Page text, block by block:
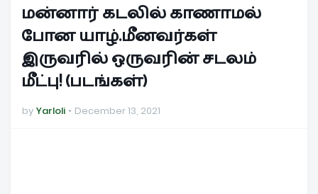
மன்னார் கடலில் காணாமல்
போன யாழ்.மீனவர்கள்
இருவரில் ஒருவரின் சடலம்
மீட்பு! (படங்கள்)
by Yarloli December 13, 2021